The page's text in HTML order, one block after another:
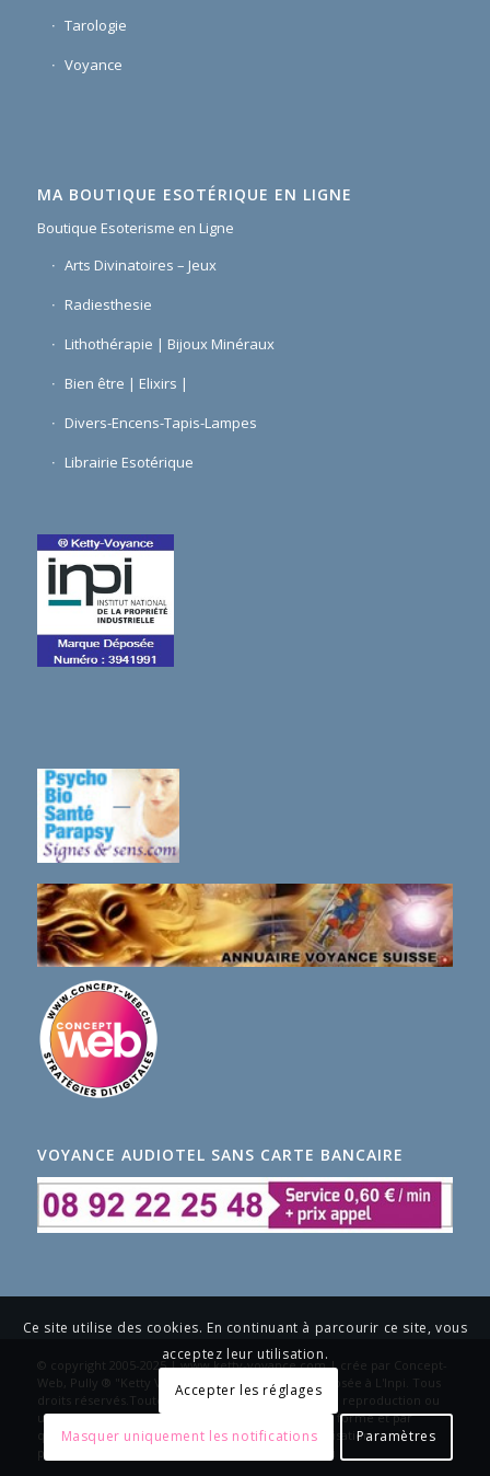
Tarologie
Voyance
MA BOUTIQUE ESOTÉRIQUE EN LIGNE
Boutique Esoterisme en Ligne
Arts Divinatoires – Jeux
Radiesthesie
Lithothérapie | Bijoux Minéraux
Bien être | Elixirs |
Divers-Encens-Tapis-Lampes
Librairie Esotérique
VOYANCE AUDIOTEL SANS CARTE BANCAIRE
© copyright 2005-2025 | www.ketty-voyance.com | crée par Concept-
Web, Pully ® "Ketty Voyance" est une marque déposée à L'Inpi. Tous
droits réservés.Toute reproduction interdite.Toute reproduction ou
utilisation du site, des images, textes sous quelque forme et par
quelque moyen électronique, photocopie, numérisation,
photographie est interdit. -
Enfold Theme by Kriesi
Ce site utilise des cookies. En continuant à parcourir ce site, vous
acceptez leur utilisation.
Accepter les réglages
Masquer uniquement les notifications Paramètres